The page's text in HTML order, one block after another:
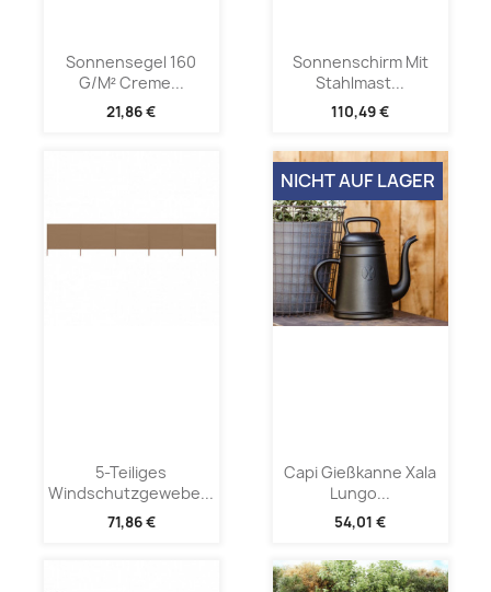
Sonnensegel 160
G/m² Creme...
21,86 €
Sonnenschirm Mit
Stahlmast...
110,49 €
5-Teiliges
Windschutzgewebe...
71,86 €
Capi Gießkanne Xala
Lungo...
54,01 €
NICHT AUF LAGER